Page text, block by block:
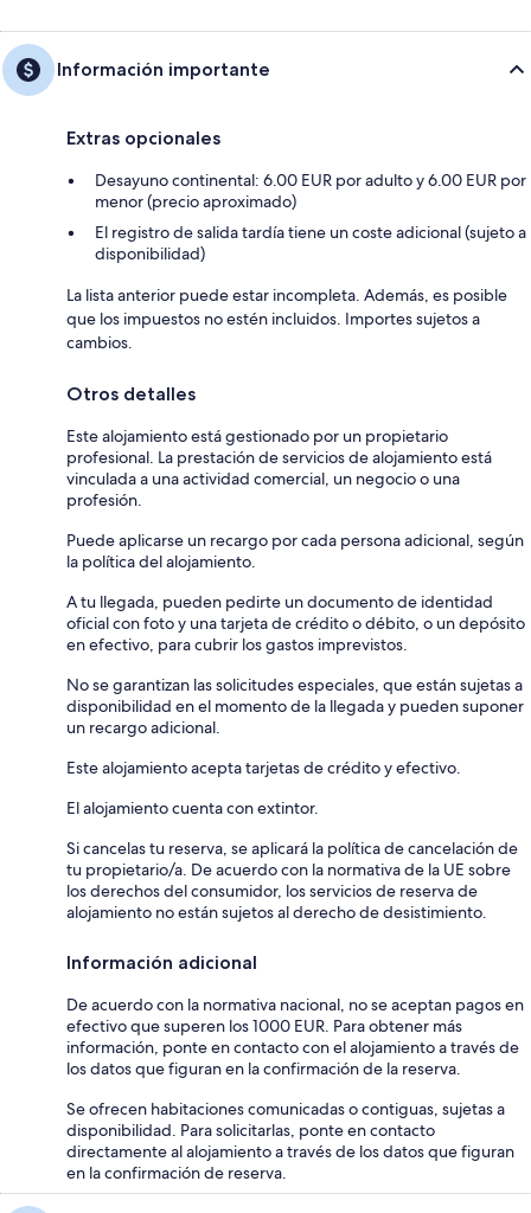
Información importante
Extras opcionales
Desayuno continental: 6.00 EUR por adulto y 6.00 EUR por
menor (precio aproximado)
El registro de salida tardía tiene un coste adicional (sujeto a
disponibilidad)
La lista anterior puede estar incompleta. Además, es posible
que los impuestos no estén incluidos. Importes sujetos a
cambios.
Otros detalles
Este alojamiento está gestionado por un propietario
profesional. La prestación de servicios de alojamiento está
vinculada a una actividad comercial, un negocio o una
profesión.
Puede aplicarse un recargo por cada persona adicional, según
la política del alojamiento.
A tu llegada, pueden pedirte un documento de identidad
oficial con foto y una tarjeta de crédito o débito, o un depósito
en efectivo, para cubrir los gastos imprevistos.
No se garantizan las solicitudes especiales, que están sujetas a
disponibilidad en el momento de la llegada y pueden suponer
un recargo adicional.
Este alojamiento acepta tarjetas de crédito y efectivo.
El alojamiento cuenta con extintor.
Si cancelas tu reserva, se aplicará la política de cancelación de
tu propietario/a. De acuerdo con la normativa de la UE sobre
los derechos del consumidor, los servicios de reserva de
alojamiento no están sujetos al derecho de desistimiento.
Información adicional
De acuerdo con la normativa nacional, no se aceptan pagos en
efectivo que superen los 1000 EUR. Para obtener más
información, ponte en contacto con el alojamiento a través de
los datos que figuran en la confirmación de la reserva.
Se ofrecen habitaciones comunicadas o contiguas, sujetas a
disponibilidad. Para solicitarlas, ponte en contacto
directamente al alojamiento a través de los datos que figuran
en la confirmación de reserva.